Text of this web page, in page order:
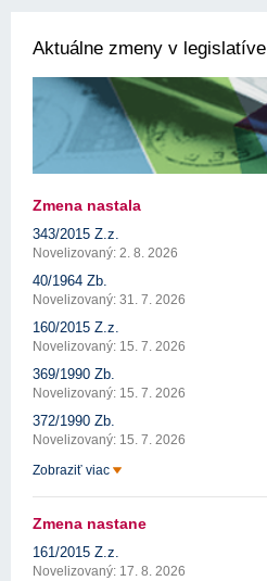
Aktuálne zmeny v legislatíve
Zmena nastala
343/2015 Z.z.
Novelizovaný: 2. 8. 2026
40/1964 Zb.
Novelizovaný: 31. 7. 2026
160/2015 Z.z.
Novelizovaný: 15. 7. 2026
369/1990 Zb.
Novelizovaný: 15. 7. 2026
372/1990 Zb.
Novelizovaný: 15. 7. 2026
Zobraziť viac
Zmena nastane
161/2015 Z.z.
Novelizovaný: 17. 8. 2026